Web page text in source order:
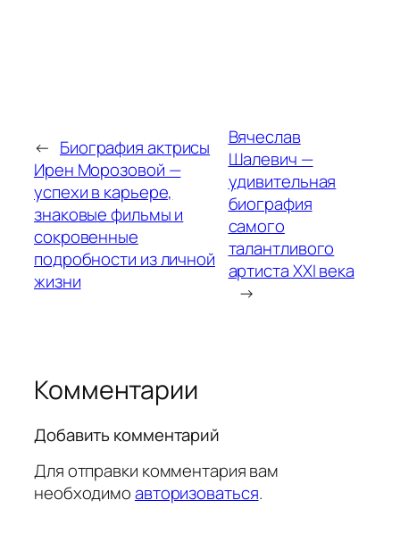
← Биография актрисы
Ирен Морозовой —
успехи в карьере,
знаковые фильмы и
сокровенные
подробности из личной
жизни
Вячеслав
Шалевич —
удивительная
биография
самого
талантливого
артиста XXI века
→
Комментарии
Добавить комментарий
Для отправки комментария вам
необходимоавторизоваться.